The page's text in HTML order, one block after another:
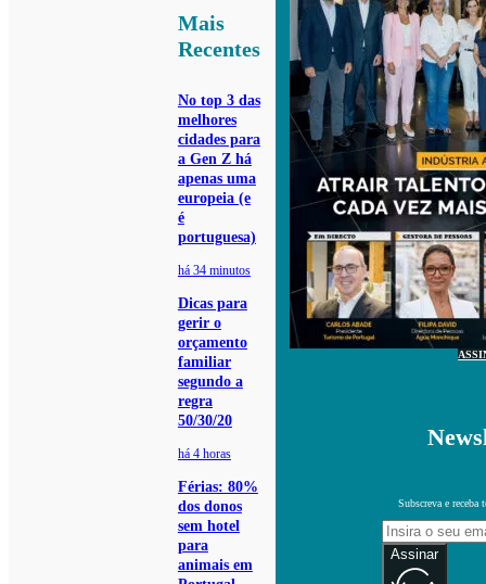
Mais
Recentes
No top 3 das
melhores
cidades para
a Gen Z há
apenas uma
europeia (e
é
portuguesa)
há 34 minutos
Dicas para
gerir o
orçamento
familiar
segundo a
regra
50/30/20
há 4 horas
Férias: 80%
dos donos
sem hotel
para
animais em
Subscreva e receba
Assinar